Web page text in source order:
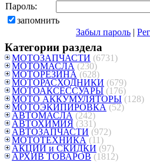
Пароль:
запомнить
Забыл пароль |
Категории раздела
МОТОЗАПЧАСТИ (6731)
МОТОМАСЛА (230)
МОТОРЕЗИНА (628)
МОТОРАСХОДНИКИ (679)
МОТОАКСЕССУАРЫ (176)
МОТО АККУМУЛЯТОРЫ (128)
МОТОЭКИПИРОВКА (52)
АВТОМАСЛА (242)
АВТОХИМИЯ (331)
АВТОЗАПЧАСТИ (972)
МОТОТЕХНИКА (11)
АКЦИИ и СКИДКИ (97)
АРХИВ ТОВАРОВ (1812)